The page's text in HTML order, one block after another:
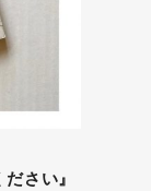
さい』